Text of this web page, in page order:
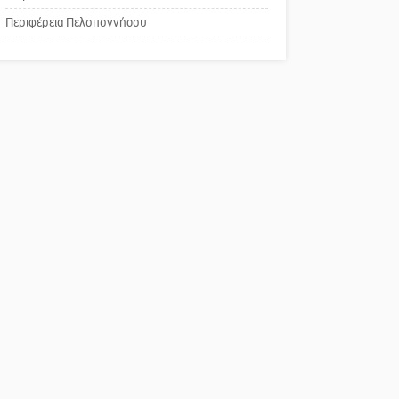
Το δικό σας σχόλιο:
Παράδειγμα κοινωνικής
Περιφέρεια Πελοποννήσου